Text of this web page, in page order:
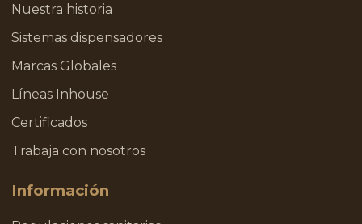
Nuestra historia
Sistemas dispensadores
Marcas Globales
Líneas Inhouse
Certificados
Trabaja con nosotros
Información